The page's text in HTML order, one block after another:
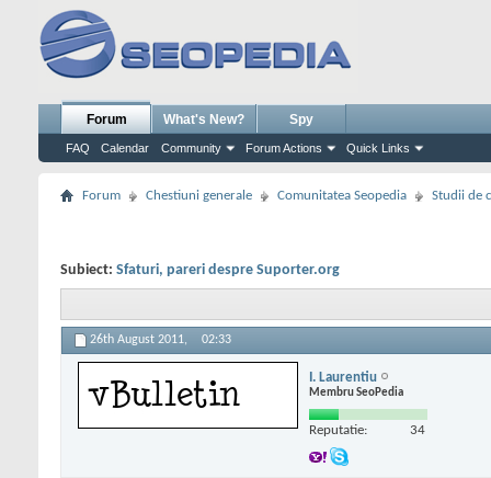
Forum
FAQ Calendar Community Forum Actions Quick Links
What's New? Spy
Forum Chestiuni generale Comunitatea Seopedia Studii de
Subiect: Sfaturi, pareri despre Suporter.org
26th August 2011, 02:33
I. Laurentiu
Membru SeoPedia
Reputatie: 34